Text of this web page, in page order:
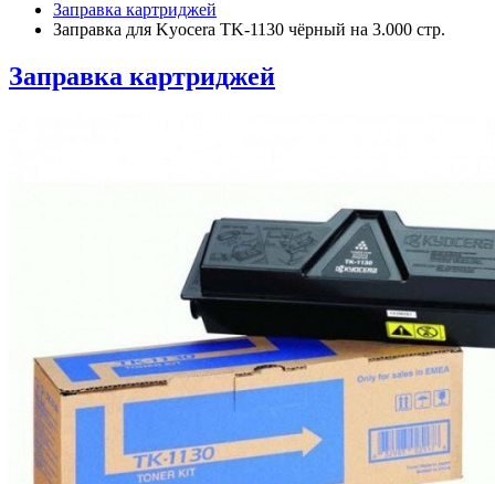
Заправка картриджей
Заправка для Kyocera TK-1130 чёрный на 3.000 стр.
Заправка картриджей